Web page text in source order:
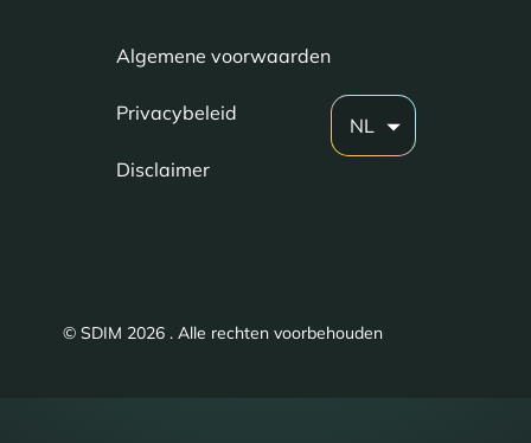
Algemene voorwaarden
Privacybeleid
Disclaimer
NL
© SDIM 2026 . Alle rechten voorbehouden